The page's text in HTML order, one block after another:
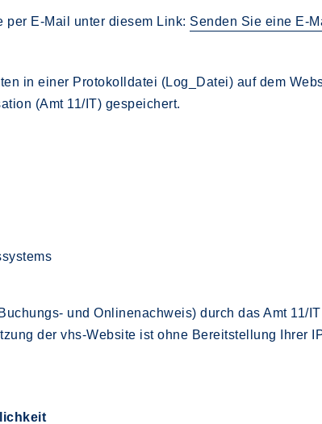
per E-Mail unter diesem Link: Senden Sie eine E-
in einer Protokolldatei (Log_Datei) auf dem
(Amt 11/IT) gespeichert.
und Onlinenachweis) durch das Amt 11/
der vhs-Website ist ohne Bereitstellung Ihrer